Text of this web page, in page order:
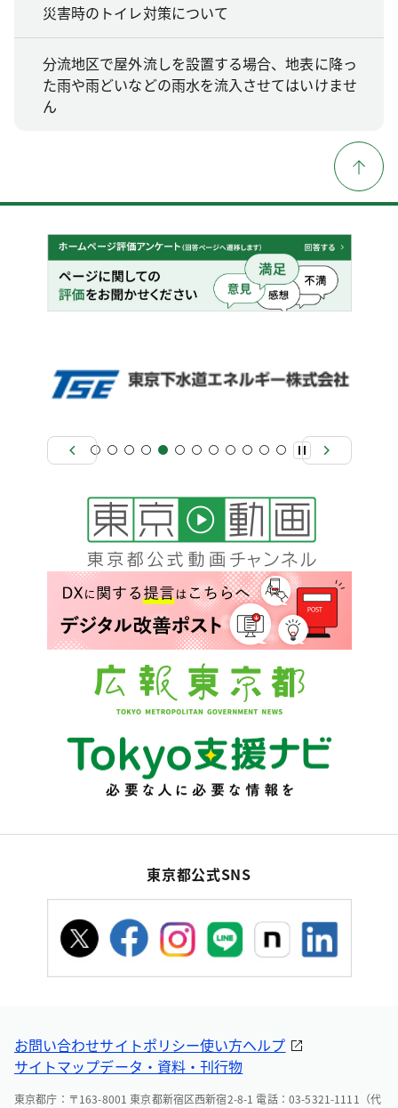
災害時のトイレ対策について
分流地区で屋外流しを設置する場合、地表に降っ
た雨や雨どいなどの雨水を流入させてはいけませ
ん
東京都公式SNS
お問い合わせサイトポリシー使い方ヘルプ
サイトマップデータ・資料・刊行物
東京都庁：〒163-8001 東京都新宿区西新宿2-8-1 電話：03-5321-1111（代